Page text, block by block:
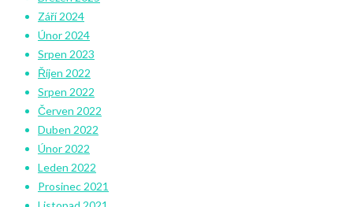
Září 2024
Únor 2024
Srpen 2023
Říjen 2022
Srpen 2022
Červen 2022
Duben 2022
Únor 2022
Leden 2022
Prosinec 2021